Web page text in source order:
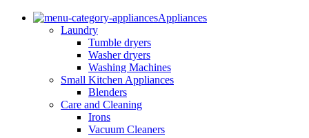
Appliances
Laundry
Tumble dryers
Washer dryers
Washing Machines
Small Kitchen Appliances
Blenders
Care and Cleaning
Irons
Vacuum Cleaners